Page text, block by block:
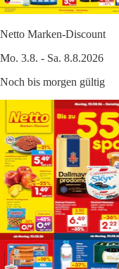
Netto Marken-Discount
Mo. 3.8. - Sa. 8.8.2026
Noch bis morgen gültig